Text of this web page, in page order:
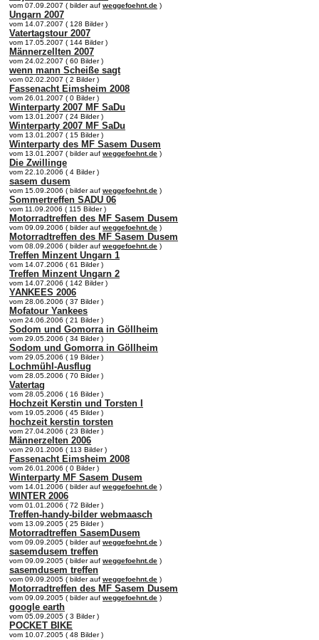
vom 07.09.2007 ( bilder auf weggefoehnt.de )
Ungarn 2007
vom 14.07.2007 ( 128 Bilder )
Vatertagstour 2007
vom 17.05.2007 ( 144 Bilder )
Männerzellten 2007
vom 24.02.2007 ( 60 Bilder )
wenn mann Scheiße sagt
vom 02.02.2007 ( 2 Bilder )
Fassenacht Eimsheim 2008
vom 26.01.2007 ( 0 Bilder )
Winterparty 2007 MF SaDu
vom 13.01.2007 ( 24 Bilder )
Winterparty 2007 MF SaDu
vom 13.01.2007 ( 15 Bilder )
Winterparty des MF Sasem Dusem
vom 13.01.2007 ( bilder auf weggefoehnt.de )
Die Zwillinge
vom 22.10.2006 ( 4 Bilder )
sasem dusem
vom 15.09.2006 ( bilder auf weggefoehnt.de )
Sommertreffen SADU 06
vom 11.09.2006 ( 115 Bilder )
Motorradtreffen des MF Sasem Dusem
vom 09.09.2006 ( bilder auf weggefoehnt.de )
Motorradtreffen des MF Sasem Dusem
vom 08.09.2006 ( bilder auf weggefoehnt.de )
Treffen Minzent Ungarn 1
vom 14.07.2006 ( 61 Bilder )
Treffen Minzent Ungarn 2
vom 14.07.2006 ( 142 Bilder )
YANKEES 2006
vom 28.06.2006 ( 37 Bilder )
Mofatour Yankees
vom 24.06.2006 ( 21 Bilder )
Sodom und Gomorra in Göllheim
vom 29.05.2006 ( 34 Bilder )
Sodom und Gomorra in Göllheim
vom 29.05.2006 ( 19 Bilder )
Lochmühl-Ausflug
vom 28.05.2006 ( 70 Bilder )
Vatertag
vom 28.05.2006 ( 16 Bilder )
Hochzeit Kerstin und Torsten I
vom 19.05.2006 ( 45 Bilder )
hochzeit kerstin torsten
vom 27.04.2006 ( 23 Bilder )
Männerzelten 2006
vom 29.01.2006 ( 113 Bilder )
Fassenacht Eimsheim 2008
vom 26.01.2006 ( 0 Bilder )
Winterparty MF Sasem Dusem
vom 14.01.2006 ( bilder auf weggefoehnt.de )
WINTER 2006
vom 01.01.2006 ( 72 Bilder )
Treffen-handy-bilder webmaasch
vom 13.09.2005 ( 25 Bilder )
Motorradtreffen SasemDusem
vom 09.09.2005 ( bilder auf weggefoehnt.de )
sasemdusem treffen
vom 09.09.2005 ( bilder auf weggefoehnt.de )
sasemdusem treffen
vom 09.09.2005 ( bilder auf weggefoehnt.de )
Motorradtreffen des MF Sasem Dusem
vom 09.09.2005 ( bilder auf weggefoehnt.de )
google earth
vom 05.09.2005 ( 3 Bilder )
POCKET BIKE
vom 10.07.2005 ( 48 Bilder )